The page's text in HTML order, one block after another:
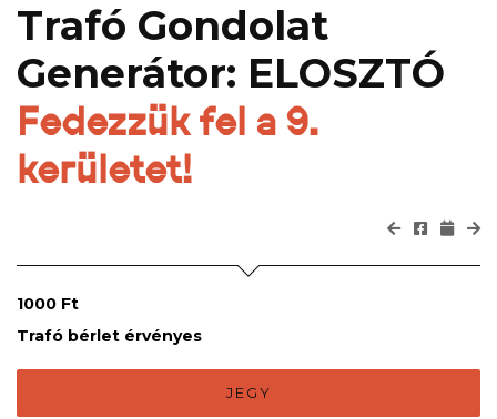
Trafó Gondolat
Generátor: ELOSZTÓ
Fedezzük fel a 9.
kerületet!
1000 Ft
Trafó bérlet érvényes
JEGY